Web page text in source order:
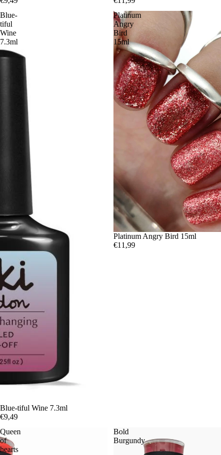
Blue-
tiful
Wine
7.3ml
Blue-tiful Wine 7.3ml
€9,49
Platinum
Angry
Bird
15ml
Platinum Angry Bird 15ml
€11,99
Queen
of
hearts
Bold
Burgundy